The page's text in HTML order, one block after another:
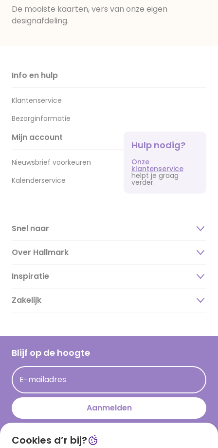
De mooiste kaarten, vers van onze eigen
designafdeling.
Info en hulp
Klantenservice
Bezorginformatie
Mijn account
Nieuwsbrief voorkeuren
Kalenderservice
Hulp nodig?
Onze
klantenservice
helpt je graag
verder.
Snel naar
Over Hallmark
Over ons
Duurzaamheid
Hallmark Kaartclub
Acties
Persberichten
Hallmark en Kinderpostzegels
Inspiratie
Magazine
Cadeau inspiratie
Kaartinspiratie
Zakelijk
Blijf op de hoogte
E-mailadres
Aanmelden
Download onze app
Cookies d’r bij?